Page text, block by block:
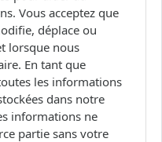
Vous acceptez que
déplace ou
lorsque nous
En tant que
les informations
dans notre
informations ne
partie sans votre